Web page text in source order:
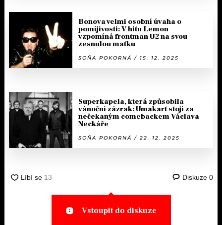
Bonova velmi osobní úvaha o
pomíjivosti: V hitu Lemon
vzpomíná frontman U2 na svou
zesnulou matku
SOŇA POKORNÁ / 15. 12. 2025
Superkapela, která způsobila
vánoční zázrak: Umakart stojí za
nečekaným comebackem Václava
Neckáře
SOŇA POKORNÁ / 22. 12. 2025
Diskuze 0
Vstoupit do diskuze